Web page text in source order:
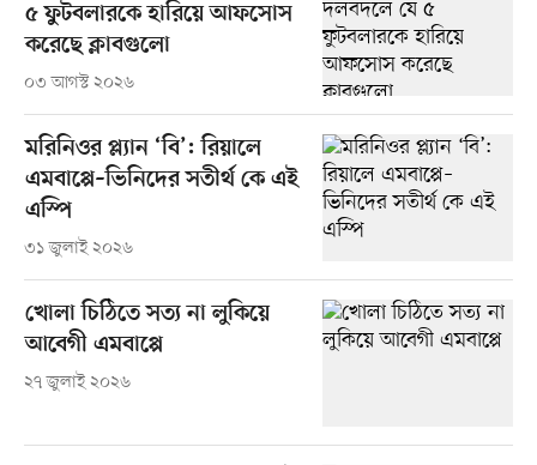
৫ ফুটবলারকে হারিয়ে আফসোস
করেছে ক্লাবগুলো
০৩ আগস্ট ২০২৬
মরিনিওর প্ল্যান ‘বি’: রিয়ালে
এমবাপ্পে–ভিনিদের সতীর্থ কে এই
এস্পি
৩১ জুলাই ২০২৬
খোলা চিঠিতে সত্য না লুকিয়ে
আবেগী এমবাপ্পে
২৭ জুলাই ২০২৬